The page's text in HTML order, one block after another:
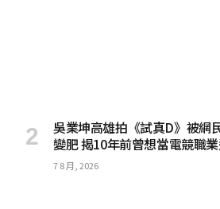
吳業坤高雄拍《試真D》被網
變肥 揭10年前曾想當電競職
7 8 月, 2026